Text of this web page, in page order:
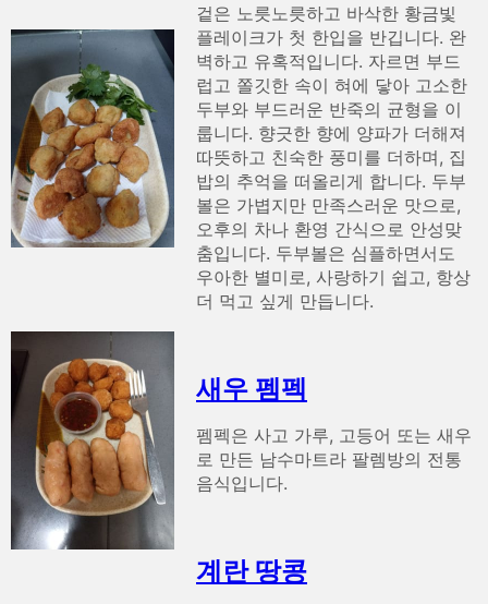
겉은 노릇노릇하고 바삭한 황금빛
플레이크가 첫 한입을 반깁니다. 완
벽하고 유혹적입니다. 자르면 부드
럽고 쫄깃한 속이 혀에 닿아 고소한
두부와 부드러운 반죽의 균형을 이
룹니다. 향긋한 향에 양파가 더해져
따뜻하고 친숙한 풍미를 더하며, 집
밥의 추억을 떠올리게 합니다. 두부
볼은 가볍지만 만족스러운 맛으로,
오후의 차나 환영 간식으로 안성맞
춤입니다. 두부볼은 심플하면서도
우아한 별미로, 사랑하기 쉽고, 항상
더 먹고 싶게 만듭니다.
새우 펨펙
펨펙은 사고 가루, 고등어 또는 새우
로 만든 남수마트라 팔렘방의 전통
음식입니다.
계란 땅콩